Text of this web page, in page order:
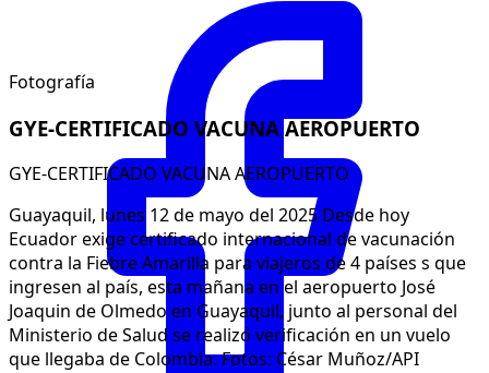
Fotografía
GYE-CERTIFICADO VACUNA AEROPUERTO
GYE-CERTIFICADO VACUNA AEROPUERTO
Guayaquil, lunes 12 de mayo del 2025 Desde hoy
Ecuador exige certificado internacional de vacunación
contra la Fiebre Amarilla para viajeros de 4 países s que
ingresen al país, esta mañana en el aeropuerto José
Joaquin de Olmedo en Guayaquil, junto al personal del
Ministerio de Salud se realizó verificación en un vuelo
que llegaba de Colombia. Fotos: César Muñoz/API